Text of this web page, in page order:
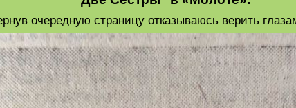
очередную страницу отказываюсь верить